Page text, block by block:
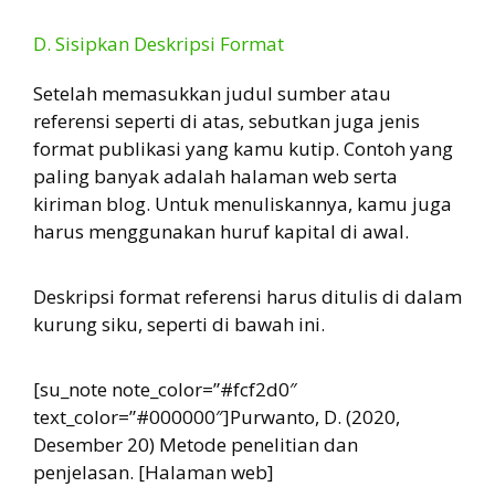
D. Sisipkan Deskripsi Format
Setelah memasukkan judul sumber atau
referensi seperti di atas, sebutkan juga jenis
format publikasi yang kamu kutip. Contoh yang
paling banyak adalah halaman web serta
kiriman blog. Untuk menuliskannya, kamu juga
harus menggunakan huruf kapital di awal.
Deskripsi format referensi harus ditulis di dalam
kurung siku, seperti di bawah ini.
[su_note note_color=”#fcf2d0″
text_color=”#000000″]Purwanto, D. (2020,
Desember 20) Metode penelitian dan
penjelasan. [Halaman web]